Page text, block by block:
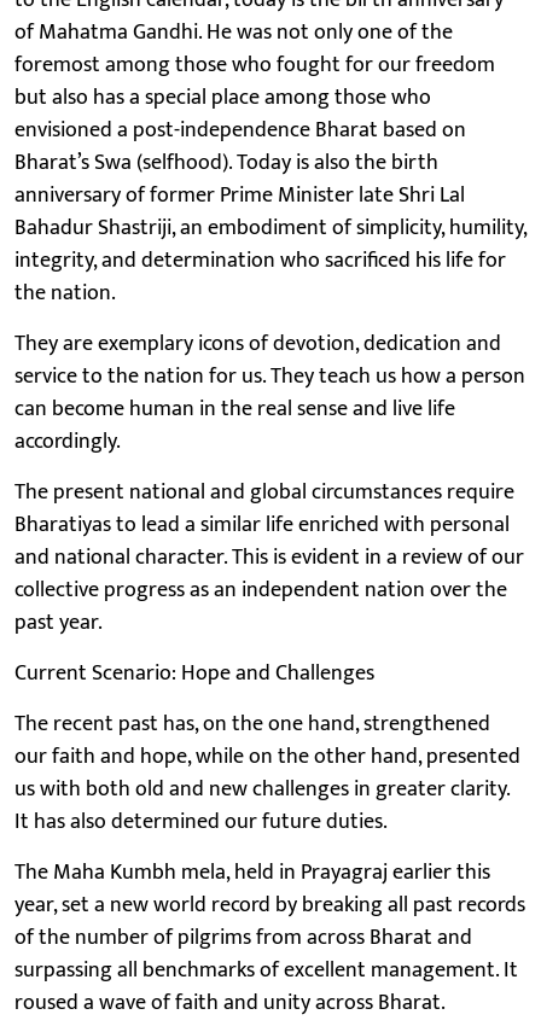
of Mahatma Gandhi. He was not only one of the
foremost among those who fought for our freedom
but also has a special place among those who
envisioned a post-independence Bharat based on
Bharat’s Swa (selfhood). Today is also the birth
anniversary of former Prime Minister late Shri Lal
Bahadur Shastriji, an embodiment of simplicity, humility,
integrity, and determination who sacrificed his life for
the nation.
They are exemplary icons of devotion, dedication and
service to the nation for us. They teach us how a person
can become human in the real sense and live life
accordingly.
The present national and global circumstances require
Bharatiyas to lead a similar life enriched with personal
and national character. This is evident in a review of our
collective progress as an independent nation over the
past year.
Current Scenario: Hope and Challenges
The recent past has, on the one hand, strengthened
our faith and hope, while on the other hand, presented
us with both old and new challenges in greater clarity.
It has also determined our future duties.
The Maha Kumbh mela, held in Prayagraj earlier this
year, set a new world record by breaking all past records
of the number of pilgrims from across Bharat and
surpassing all benchmarks of excellent management. It
roused a wave of faith and unity across Bharat.